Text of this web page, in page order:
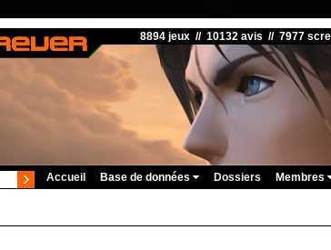
8894 jeux // 10132 avis // 7977
Accueil Base de données Dossiers Membres